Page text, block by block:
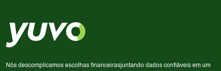
processador e bateria são essenciais. Use nossos filtros
para encontrar o celular ideal.
Nós descomplicamos escolhas financeirasjuntando dados confiáveis em um